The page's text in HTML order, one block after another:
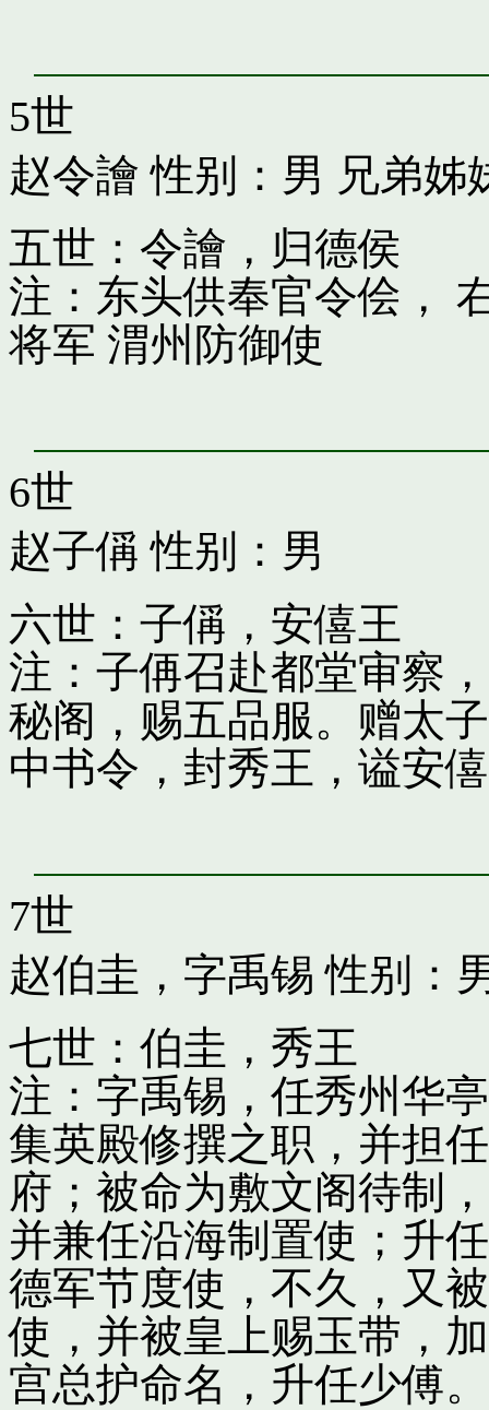
5世
赵令譮 性别：男 兄弟姊
五世：令譮，归德侯
注：东头供奉官令侩，
将军 渭州防御使
6世
赵子偁 性别：男
六世：子偁，安僖王
注：子侢召赴都堂审察
秘阁，赐五品服。赠太
中书令，封秀王，谥安
7世
赵伯圭，字禹锡 性别：
七世：伯圭，秀王
注：字禹锡，任秀州华
集英殿修撰之职，并担
府；被命为敷文阁待制
并兼任沿海制置使；升
德军节度使，不久，又
使，并被皇上赐玉带，
宫总护命名，升任少傅